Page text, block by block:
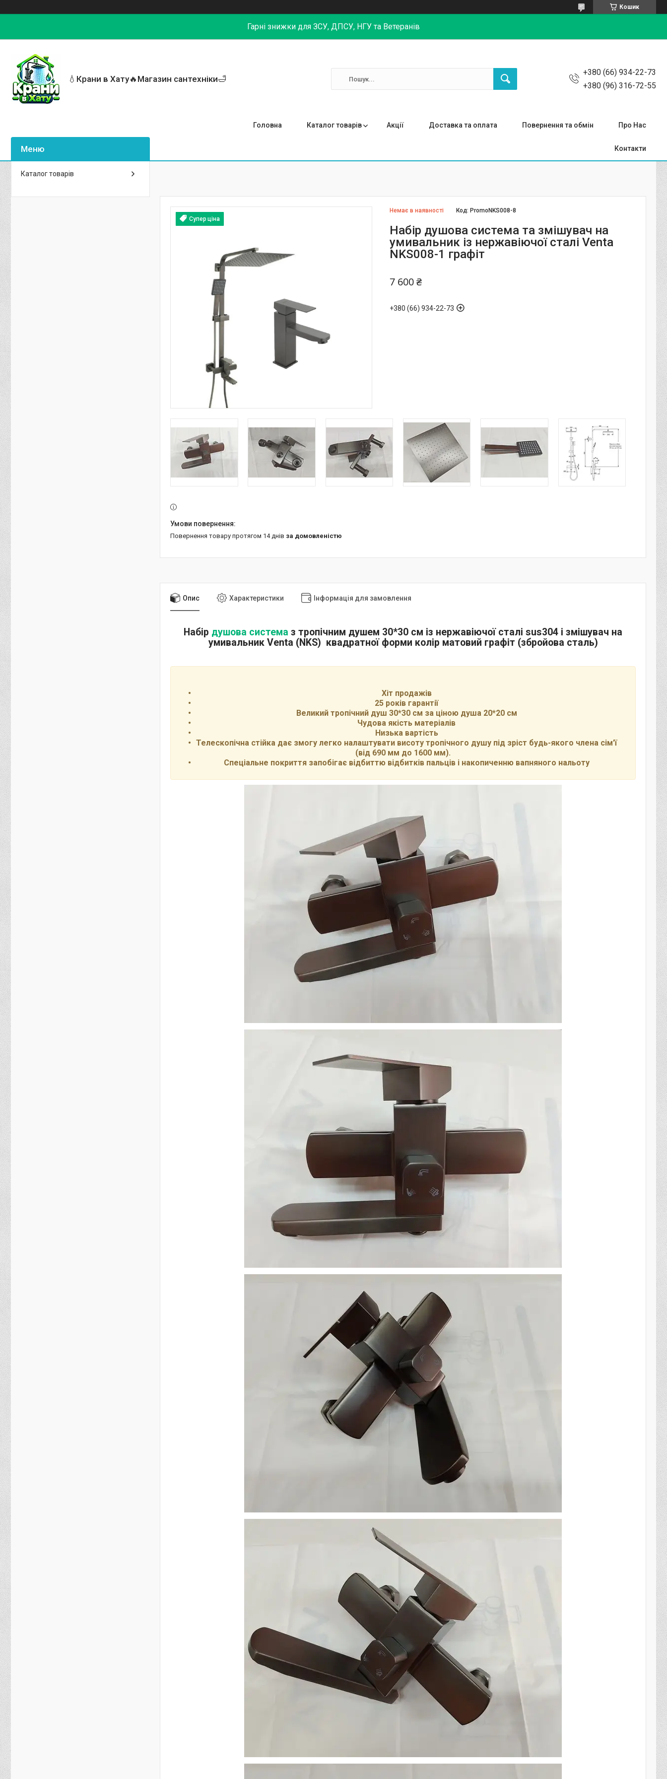
Кошик
Гарні знижки для ЗСУ, ДПСУ, НГУ та Ветеранів
💧Крани в Хату🔥Магазин сантехніки🛁
+380 (66) 934-22-73
+380 (96) 316-72-55
Головна Каталог товарів Акції Доставка та оплата Повернення та обмін Про Нас
Контакти
Супер ціна
Немає в наявності Код: PromoNKS008-8
Набір душова система та змішувач на
умивальник із нержавіючої сталі Venta
NKS008-1 графіт
7 600 ₴
+380 (66) 934-22-73
повернення товару протягом 14 днів за домовленістю
Опис Характеристики Інформація для замовлення
Набір душова система з тропічним душем 30*30 см із нержавіючої сталі sus304 і змішувач на
умивальник Venta (NKS) квадратної форми колір матовий графіт (збройова сталь)
Хіт продажів
25 років гарантії
Великий тропічний душ 30*30 см за ціною душа 20*20 см
Чудова якість матеріалів
Низька вартість
Телескопічна стійка дає змогу легко налаштувати висоту тропічного душу під зріст будь-якого члена сім'ї
(від 690 мм до 1600 мм).
Спеціальне покриття запобігає відбиттю відбитків пальців і накопиченню вапняного нальоту
Каталог товарів